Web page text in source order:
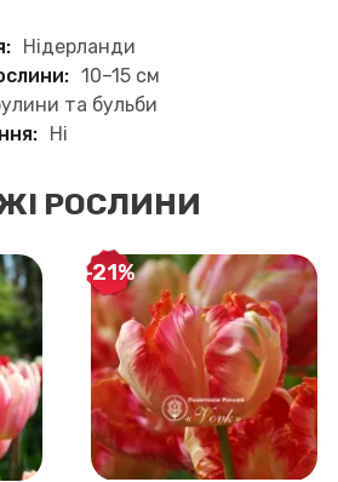
Нідерланди
10–15 см
та бульби
Ні
РОСЛИНИ
-21%